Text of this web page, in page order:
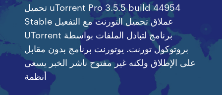
تحميل uTorrent Pro 3.5.5 build 44954
Stable عملاق تحميل التورنت مع التفعيل
UTorrent برنامج لتبادل الملفات بواسطة
بروتوكول تورنت. يوتورنت برنامج بدون مقابل
على الإطلاق ولكنه غير مفتوح ناشر الخبر يسعى
أنظمة